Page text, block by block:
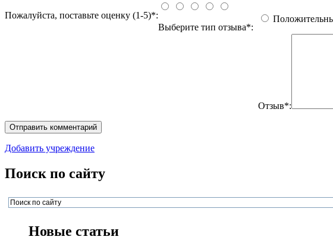
Пожалуйста, поставьте оценку (1-5)*:
Выберите тип отзыва*:
Отзыв*:
Добавить учреждение
Поиск по сайту
Новые статьи